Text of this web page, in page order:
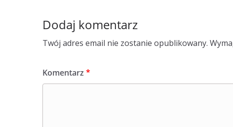
Dodaj komentarz
Twój adres email nie zostanie opublikowany.
Komentarz *